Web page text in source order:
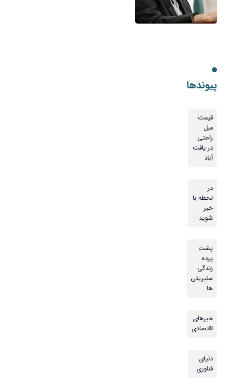
پیوندها
قیمت
مبل
راحتی
در یافت
آباد
در
لحظه با
خبر
شوید
پشت
پرده
زندگی
سلبریتی
ها
خبرهای
اقتصادی
دنیای
فناوری